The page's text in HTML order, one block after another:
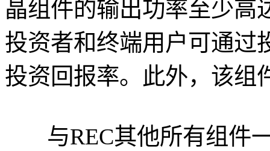
晶组件的输出功率至少高
投资者和终端用户可通过
投资回报率。此外，该组
与REC其他所有组件一